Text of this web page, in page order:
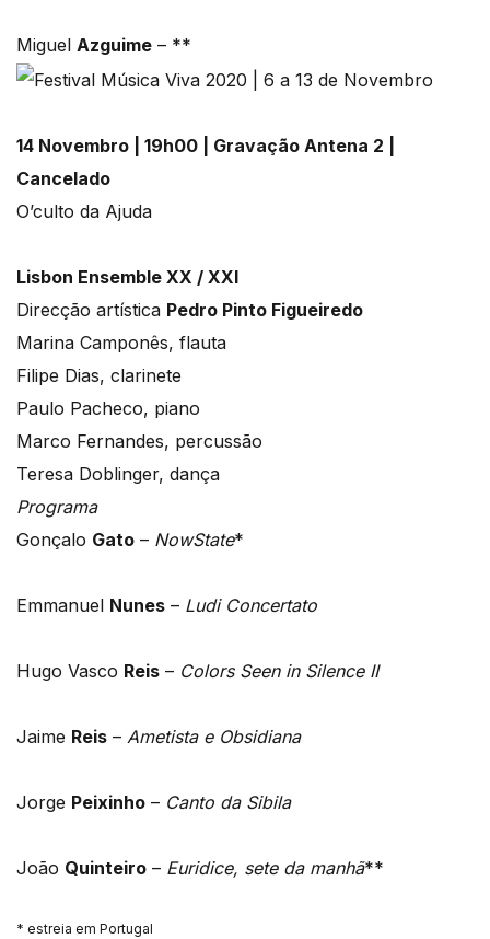
Miguel Azguime – **
14 Novembro | 19h00 | Gravação Antena 2 |
Cancelado
O’culto da Ajuda
Lisbon Ensemble XX / XXI
Direcção artística Pedro Pinto Figueiredo
Marina Camponês, flauta
Filipe Dias, clarinete
Paulo Pacheco, piano
Marco Fernandes, percussão
Teresa Doblinger, dança
Programa
Gonçalo Gato – NowState*
Emmanuel Nunes – Ludi Concertato
Hugo Vasco Reis – Colors Seen in Silence II
Jaime Reis – Ametista e Obsidiana
Jorge Peixinho – Canto da Sibila
João Quinteiro – Euridice, sete da manhã**
* estreia em Portugal